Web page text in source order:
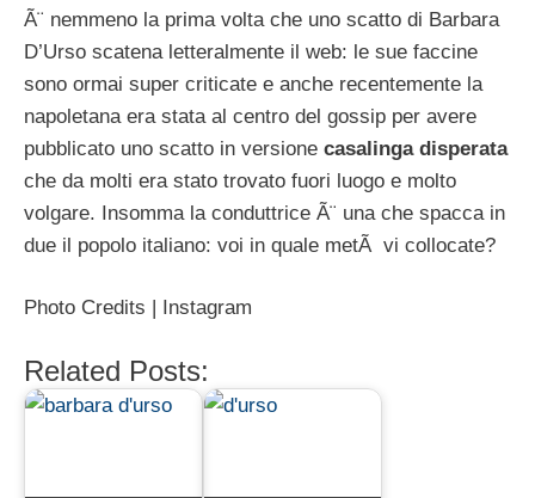
Ã¨ nemmeno la prima volta che uno scatto di Barbara
D’Urso scatena letteralmente il web: le sue faccine
sono ormai super criticate e anche recentemente la
napoletana era stata al centro del gossip per avere
pubblicato uno scatto in versione casalinga disperata
che da molti era stato trovato fuori luogo e molto
volgare. Insomma la conduttrice Ã¨ una che spacca in
due il popolo italiano: voi in quale metÃ vi collocate?
Photo Credits | Instagram
Related Posts: